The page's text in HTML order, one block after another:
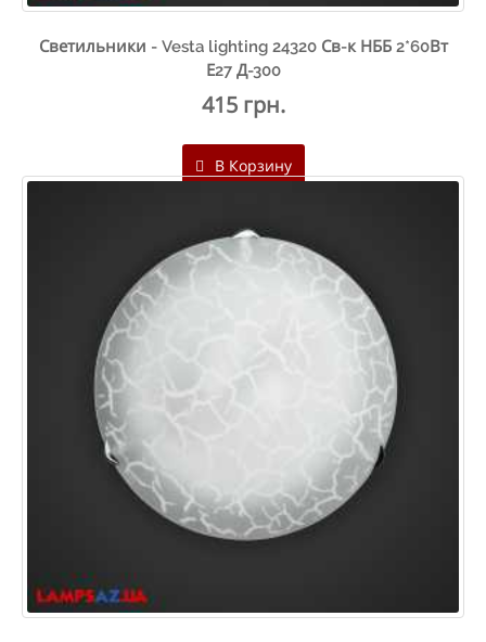
Светильники - Vesta lighting 24320 Св-к НББ 2*60Вт
Е27 Д-300
415 грн.
В Корзину